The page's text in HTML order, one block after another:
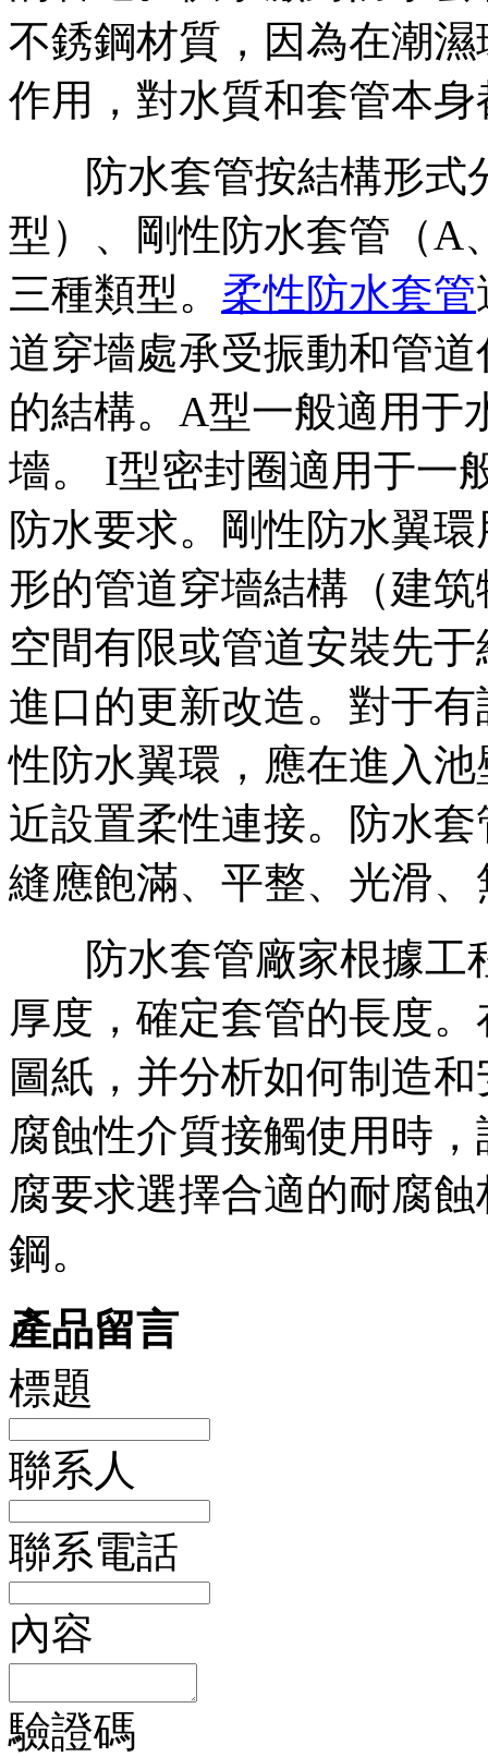
不銹鋼材質，因為在潮
作用，對水質和套管本
防水套管按結構形式
型）、剛性防水套管（A
三種類型。 柔性防水套管
道穿墻處承受振動和管
的結構。A型一般適用于
墻。 I型密封圈適用于一
防水要求。剛性防水翼
形的管道穿墻結構（建
空間有限或管道安裝先
進口的更新改造。對于
性防水翼環，應在進入
近設置柔性連接。防水
縫應飽滿、平整、光滑
防水套管廠家根據工
厚度，確定套管的長度
圖紙，并分析如何制造
腐蝕性介質接觸使用時
腐要求選擇合適的耐腐
鋼。
產品留言
標題
聯系人
聯系電話
內容
驗證碼